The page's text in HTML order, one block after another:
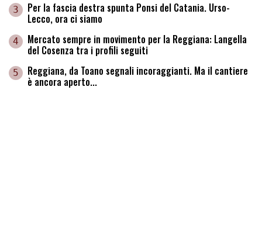
3 Per la fascia destra spunta Ponsi del Catania. Urso-
Lecco, ora ci siamo
4 Mercato sempre in movimento per la Reggiana: Langella
del Cosenza tra i profili seguiti
5 Reggiana, da Toano segnali incoraggianti. Ma il cantiere
è ancora aperto...